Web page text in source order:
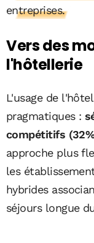
entreprises.
Vers des
l'hôtellerie
L'usage de
pragmatiques :
compétitifs
approche plus
les
hybrides
séjours longue